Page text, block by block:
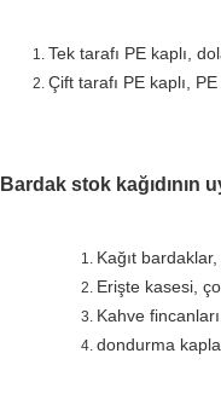
Tek tarafı PE kaplı,
Çift tarafı PE kaplı,
Bardak stok kağıdının
Kağıt
Erişte kasesi,
Kahve
dondurma